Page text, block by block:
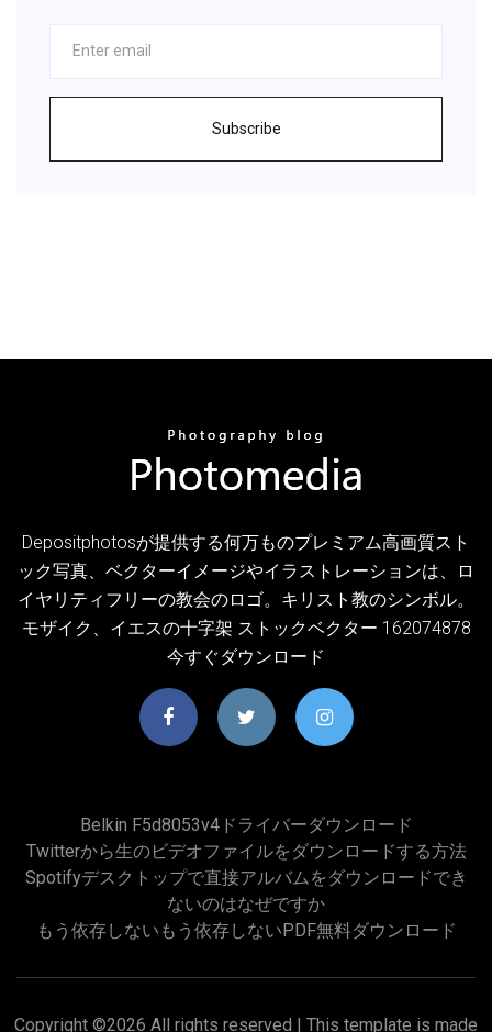
Subscribe
Depositphotosが提供する何万ものプレミアム高画質スト
ック写真、ベクターイメージやイラストレーションは、ロ
イヤリティフリーの教会のロゴ。キリスト教のシンボル。
モザイク、イエスの十字架 ストックベクター 162074878
今すぐダウンロード
Belkin F5d8053v4ドライバーダウンロード
Twitterから生のビデオファイルをダウンロードする方法
Spotifyデスクトップで直接アルバムをダウンロードでき
ないのはなぜですか
もう依存しないもう依存しないPDF無料ダウンロード
Copyright ©2026 All rights reserved | This template is made